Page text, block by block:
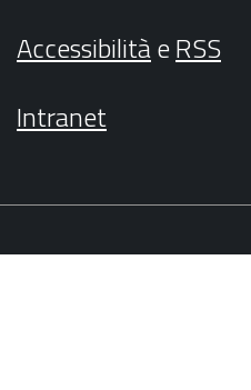
AccessibilitàeRSS
Intranet